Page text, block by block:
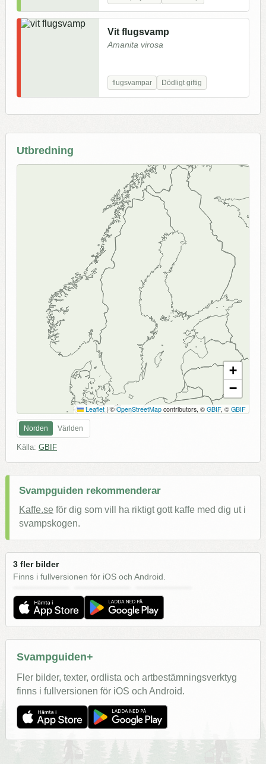
Vit flugsvamp
Amanita virosa
flugsvampar Dödligt giftig
Utbredning
+
−
Leaflet |©OpenStreetMap contributors, © GBIF, © GBIF
Norden Världen
Källa: GBIF
Svampguiden rekommenderar
Kaffe.se för dig som vill ha riktigt gott kaffe med dig ut i
svampskogen.
3 fler bilder
Finns i fullversionen för iOS och Android.
Svampguiden+
Fler bilder, texter, ordlista och artbestämningsverktyg
finns i fullversionen för iOS och Android.